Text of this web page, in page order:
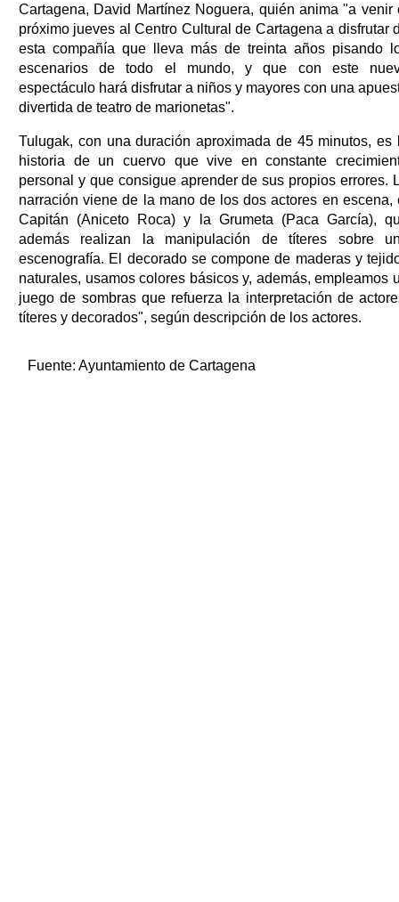
Cartagena, David Martínez Noguera, quién anima "a venir
próximo jueves al Centro Cultural de Cartagena a disfrutar
esta compañía que lleva más de treinta años pisando
escenarios de todo el mundo, y que con este
espectáculo hará disfrutar a niños y mayores con una
divertida de teatro de marionetas".
Tulugak, con una duración aproximada de 45 minutos, es
historia de un cuervo que vive en constante
personal y que consigue aprender de sus propios errores.
narración viene de la mano de los dos actores en escena,
Capitán (Aniceto Roca) y la Grumeta (Paca García),
además realizan la manipulación de títeres sobre
escenografía. El decorado se compone de maderas y
naturales, usamos colores básicos y, además, empleamos
juego de sombras que refuerza la interpretación de
títeres y decorados", según descripción de los actores.
Fuente: Ayuntamiento de Cartagena